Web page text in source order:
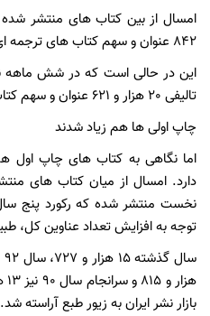
842 عنوان و سهم کتاب های ترجمه ای 7020 عنوان بوده است.
این در حالی است که در شش
تالیفی 20 هزار و 621 عنوان و سهم کتاب های ترجمه 6838 عنوان بود.
چاپ اولی ها هم زیاد شدند
اما نگاهی به کتاب های چاپ اول
نخست منتشر شده که رکورد پنج
توجه به افزایش تعداد عناوین کل،
بازار نشر ایران به زیور طبع آراسته شد.